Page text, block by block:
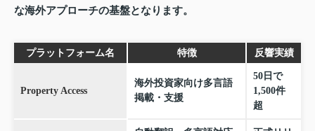
な海外アプローチの基盤となります。
プラットフォーム名 特徴 反響実績
Property Access
海外投資家向け多言語
掲載・支援
50日で
1,500件
超